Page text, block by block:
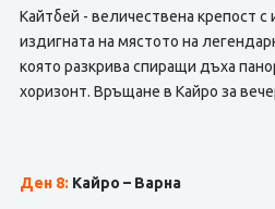
Кайтбей - величествена крепост с
издигната на мястото на
която разкрива спиращи дъха
хоризонт. Връщане в Кайро за
Ден 8: Кайро – Варна